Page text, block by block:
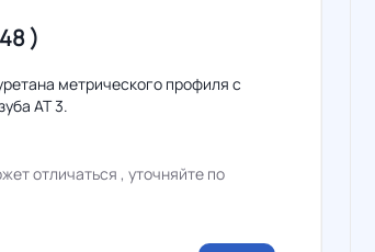
)
метрического профиля с
AT 3.
отличаться , уточняйте по